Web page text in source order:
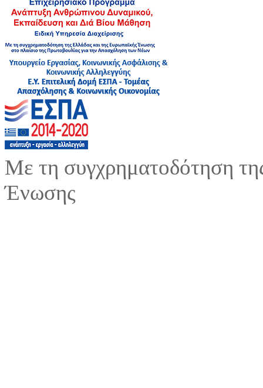
Με τη συγχρηματοδότηση
Ένωσης